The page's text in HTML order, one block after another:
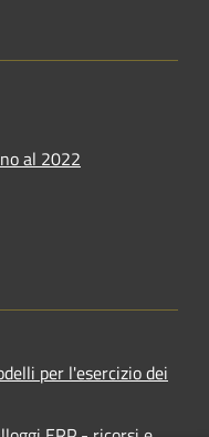
al 2022
per l'esercizio dei